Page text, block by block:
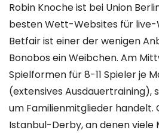
Robin Knoche ist bei Union
besten Wett-Websites für live-
Betfair ist einer der wenigen
Bonobos ein Weibchen. Am
Spielformen für 8-11 Spieler je
(extensives Ausdauertraining),
um Familienmitglieder handelt.
Istanbul-Derby, an denen viele